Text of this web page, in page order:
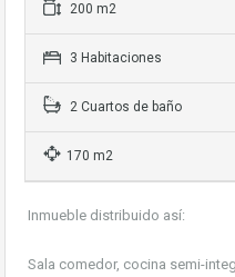
200 m2
3 Habitaciones
2 Cuartos de baño
170 m2
Inmueble distribuido así:
Sala comedor, cocina semi-